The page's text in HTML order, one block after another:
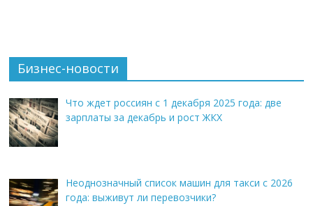
Бизнес-новости
Что ждет россиян с 1 декабря 2025 года: две
зарплаты за декабрь и рост ЖКХ
Неоднозначный список машин для такси с 2026
года: выживут ли перевозчики?